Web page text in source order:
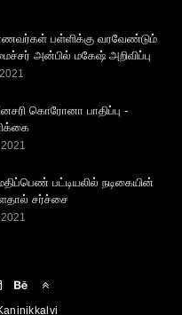
பள்ளிக்கு வரவேண்டும்
அன்பில் மகேஷ் அறிவிப்பு
கொரோனா பாதிப்பு -
பட்டியலில் நடிகையின்
சர்ச்சை